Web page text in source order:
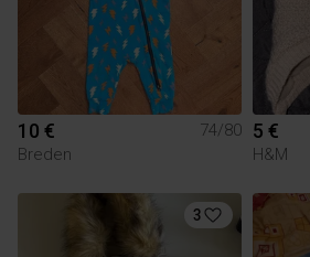
10 €
74/80
Breden
5 €
H&M
3